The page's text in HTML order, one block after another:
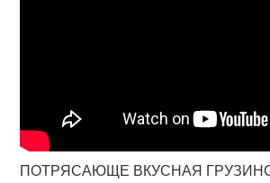
ПОТРЯСАЮЩЕ ВКУСНАЯ